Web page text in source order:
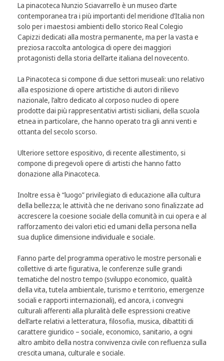
La pinacoteca Nunzio Sciavarrello è un museo d’arte
contemporanea tra i più importanti del meridione d’Italia non
solo per i maestosi ambienti dello storico Real Colegio
Capizzi dedicati alla mostra permanente, ma per la vasta e
preziosa raccolta antologica di opere dei maggiori
protagonisti della storia dell’arte italiana del novecento.
La Pinacoteca si compone di due settori museali: uno relativo
alla esposizione di opere artistiche di autori di rilievo
nazionale, l’altro dedicato al corposo nucleo di opere
prodotte dai più rappresentativi artisti siciliani, della scuola
etnea in particolare, che hanno operato tra gli anni venti e
ottanta del secolo scorso.
Ulteriore settore espositivo, di recente allestimento, si
compone di pregevoli opere di artisti che hanno fatto
donazione alla Pinacoteca.
Inoltre essa è “luogo” privilegiato di educazione alla cultura
della bellezza; le attività che ne derivano sono finalizzate ad
accrescere la coesione sociale della comunità in cui opera e al
rafforzamento dei valori etici ed umani della persona nella
sua duplice dimensione individuale e sociale.
Fanno parte del programma operativo le mostre personali e
collettive di arte figurativa, le conferenze sulle grandi
tematiche del nostro tempo (sviluppo economico, qualità
della vita, tutela ambientale, turismo e territorio, emergenze
sociali e rapporti internazionali), ed ancora, i convegni
culturali afferenti alla pluralità delle espressioni creative
dell’arte relativi a letteratura, filosofia, musica, dibattiti di
carattere giuridico – sociale, economico, sanitario, a ogni
altro ambito della nostra convivenza civile con refluenza sulla
crescita umana, culturale e sociale.